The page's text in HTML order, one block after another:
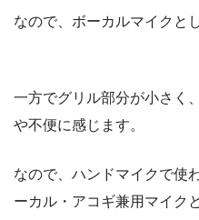
なので、ボーカルマイクと
一方でグリル部分が小さく
や不便に感じます。
なので、ハンドマイクで使
ーカル・アコギ兼用マイク